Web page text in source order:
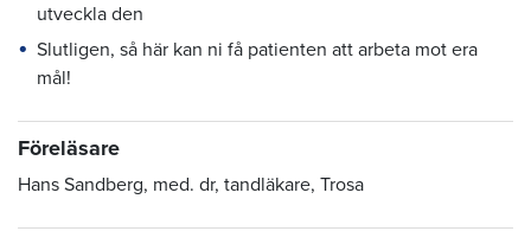
utveckla den
Slutligen, så här kan ni få patienten att arbeta mot era
mål!
Föreläsare
Hans Sandberg, med. dr, tandläkare, Trosa